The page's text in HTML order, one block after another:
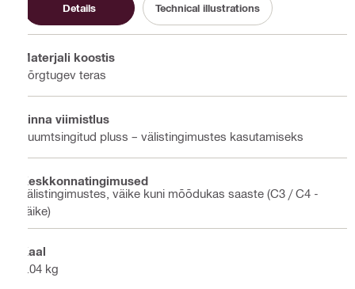
Details Technical illustrations
Materjali koostis
Kõrgtugev teras
Pinna viimistlus
Kuumtsingitud pluss – välistingimustes kasutamiseks
Keskkonnatingimused
Välistingimustes, väike kuni mõõdukas saaste (C3 / C4 -
väike)
Kaal
0.04 kg